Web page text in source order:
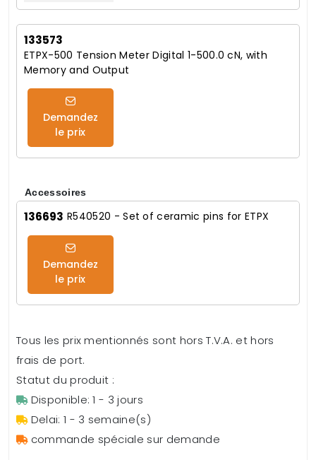
133573
ETPX-500 Tension Meter Digital 1-500.0 cN, with
Memory and Output
Demandez
le prix
Accessoires
136693 R540520 - Set of ceramic pins for ETPX
Demandez
le prix
Tous les prix mentionnés sont hors T.V.A. et hors
frais de port.
Statut du produit :
Disponible: 1 - 3 jours
Delai: 1 - 3 semaine(s)
commande spéciale sur demande